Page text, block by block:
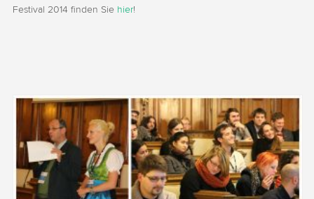
Festival 2014 finden Sie hier!